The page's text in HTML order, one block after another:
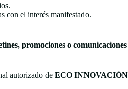
con el interés manifestado.
promociones o
autorizado de ECO